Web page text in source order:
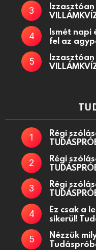
Ismét napi
fel az
Régi
Régi
Régi
Ez csak a
sikerül!
Nézzük